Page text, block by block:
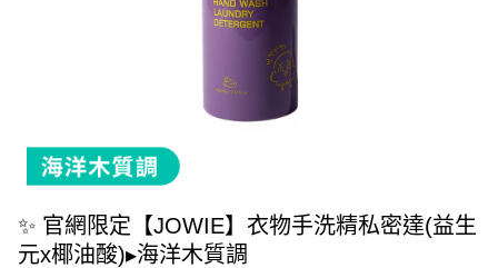
✨ 官網限定【JOWIE】衣物手洗精私密達(益生
元x椰油酸)▸海洋木質調